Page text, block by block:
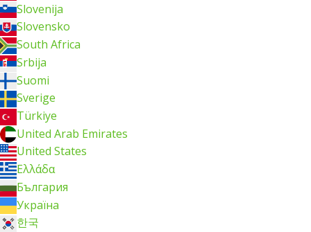
Slovenija
Slovensko
South Africa
Srbija
Suomi
Sverige
Türkiye
United Arab Emirates
United States
Ελλάδα
България
Україна
한국